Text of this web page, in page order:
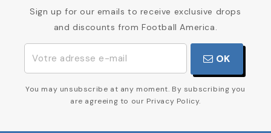
Sign up for our emails to receive exclusive drops
and discounts from Football America.
OK
You may unsubscribe at any moment. By subscribing you
are agreeing to our Privacy Policy.